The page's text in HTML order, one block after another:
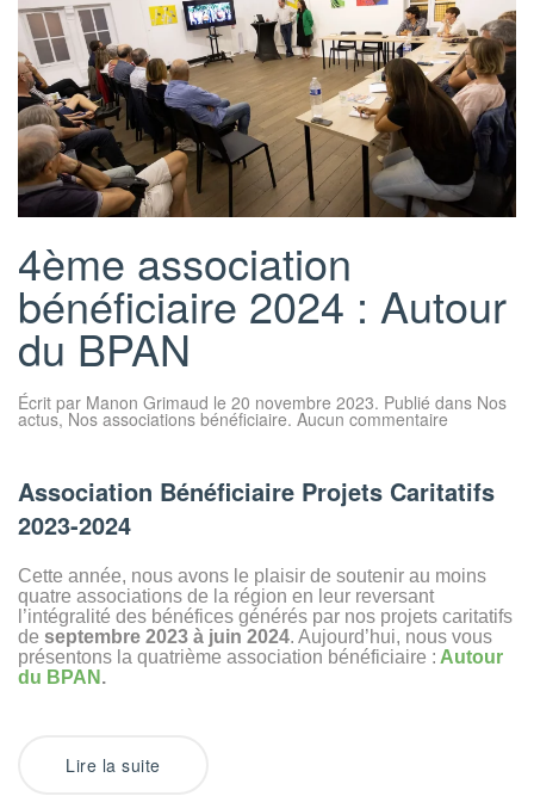
4ème association
bénéficiaire 2024 : Autour
du BPAN
Écrit par Manon Grimaud le 20 novembre 2023. Publié dans Nos
actus, Nos associations bénéficiaire. Aucun commentairesur
2024
:
Association Bénéficiaire Projets Caritatifs
2023-2024
Cette année, nous avons le plaisir de soutenir au moins
quatre associations de la région en leur reversant
l’intégralité des bénéfices générés par nos projets caritatifs
de septembre 2023 à juin 2024. Aujourd’hui, nous vous
présentons la quatrième association bénéficiaire : Autour
du BPAN .
Lire la suite